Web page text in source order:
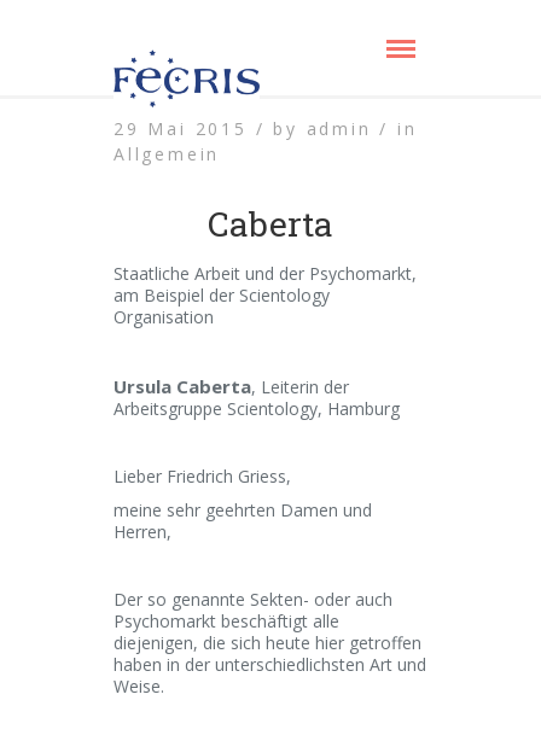
29 Mai 2015 / by admin / in
Allgemein
Caberta
Staatliche Arbeit und der Psychomarkt,
am Beispiel der Scientology
Organisation
Ursula Caberta, Leiterin der
Arbeitsgruppe Scientology, Hamburg
Lieber Friedrich Griess,
meine sehr geehrten Damen und
Herren,
Der so genannte Sekten- oder auch
Psychomarkt beschäftigt alle
diejenigen, die sich heute hier getroffen
haben in der unterschiedlichsten Art und
Weise.